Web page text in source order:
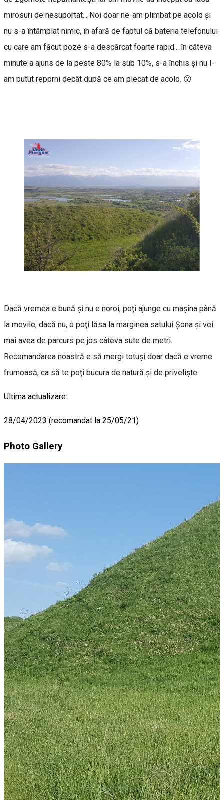
mirosuri de nesuportat... Noi doar ne-am plimbat pe acolo şi
nu s-a întâmplat nimic, în afară de faptul că bateria telefonului
cu care am făcut poze s-a descărcat foarte rapid... în câteva
minute a ajuns de la peste 80% la sub 10%, s-a închis şi nu l-
am putut reporni decât după ce am plecat de acolo. 😮
Dacă vremea e bună şi nu e noroi, poţi ajunge cu maşina până
la movile; dacă nu, o poţi lăsa la marginea satului Şona şi vei
mai avea de parcurs pe jos câteva sute de metri.
Recomandarea noastră e să mergi totuşi doar dacă e vreme
frumoasă, ca să te poţi bucura de natură şi de privelişte.
Ultima actualizare:
28/04/2023 (recomandat la 25/05/21)
Photo Gallery